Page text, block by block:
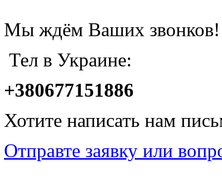
Мы ждём Ваших звонков!
Тел в Украине:
+380677151886
Хотите написать нам
Отправте заявку или